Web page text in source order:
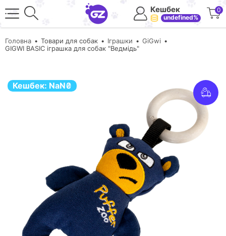
Кешбек
undefined%
0
Головна Товари для собак Іграшки
GiGwi
GIGWI BASIC іграшка для собак "Ведмідь"
Кешбек: NaN₴